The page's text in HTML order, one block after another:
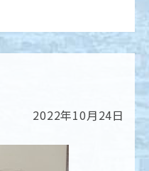
2022年10月24日